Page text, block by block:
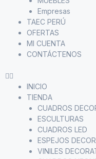
Empresas
TAEC PERÚ
OFERTAS
MI CUENTA
CONTÁCTENOS
INICIO
TIENDA
CUADROS
ESCULTURAS
CUADROS LED
ESPEJOS
VINILES